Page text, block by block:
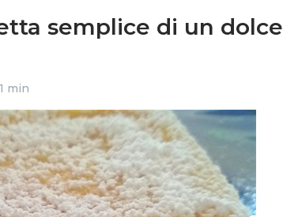
semplice di un dolce
1 min